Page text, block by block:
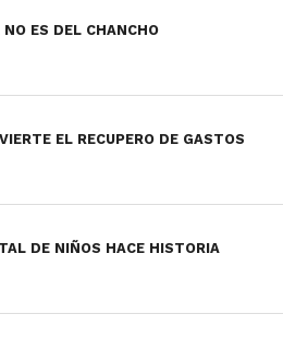
contará con diferentes
emergencias con shock-
totalmente equipados para
NO ES DEL CHANCHO
EL RECUPERO DE GASTOS
DE NIÑOS HACE HISTORIA